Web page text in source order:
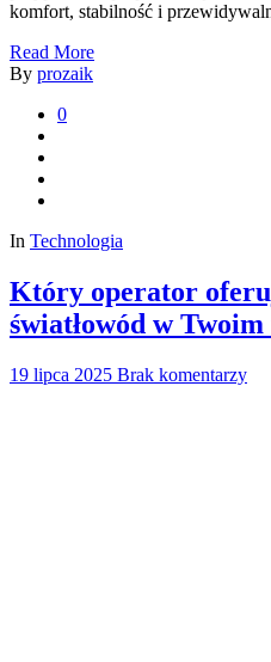
komfort, stabilność i
Read More
By prozaik
0
In Technologia
Który operator
światłowód w
19 lipca 2025 Brak komentarzy